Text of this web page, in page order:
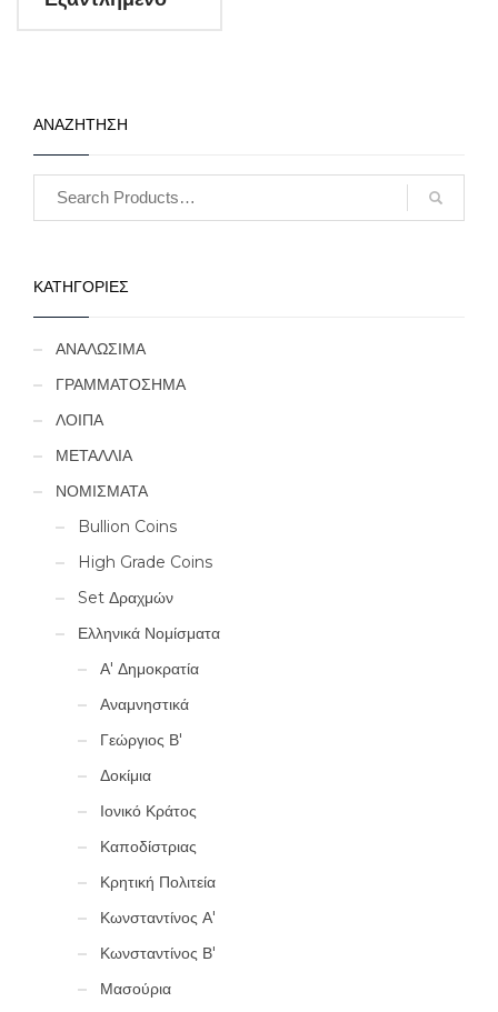
ΑΝΑΖΗΤΗΣΗ
ΚΑΤΗΓΟΡΙΕΣ
ΑΝΑΛΩΣΙΜΑ
ΓΡΑΜΜΑΤΟΣΗΜΑ
ΛΟΙΠΑ
ΜΕΤΑΛΛΙΑ
ΝΟΜΙΣΜΑΤΑ
Bullion Coins
High Grade Coins
Set Δραχμών
Ελληνικά Νομίσματα
Α' Δημοκρατία
Αναμνηστικά
Γεώργιος Β'
Δοκίμια
Ιονικό Κράτος
Καποδίστριας
Κρητική Πολιτεία
Κωνσταντίνος Α'
Κωνσταντίνος Β'
Μασούρια